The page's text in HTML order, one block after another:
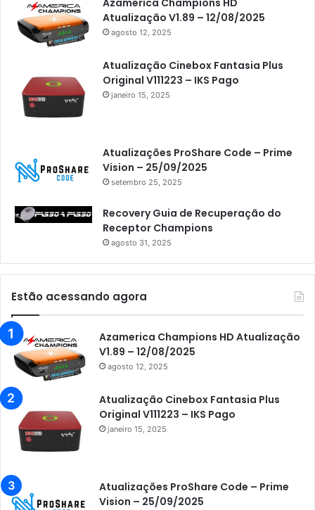
Atualização V1.89 – 12/08/2025
agosto 12, 2025
Atualização Cinebox Fantasia Plus
Original V111223 – IKS Pago
janeiro 15, 2025
Atualizações ProShare Code – Prime
Vision – 25/09/2025
setembro 25, 2025
Recovery Guia de Recuperação do
Receptor Champions
agosto 31, 2025
Estão acessando agora
Azamerica Champions HD Atualização
V1.89 – 12/08/2025
agosto 12, 2025
Atualização Cinebox Fantasia Plus
Original V111223 – IKS Pago
janeiro 15, 2025
Atualizações ProShare Code – Prime
Vision – 25/09/2025